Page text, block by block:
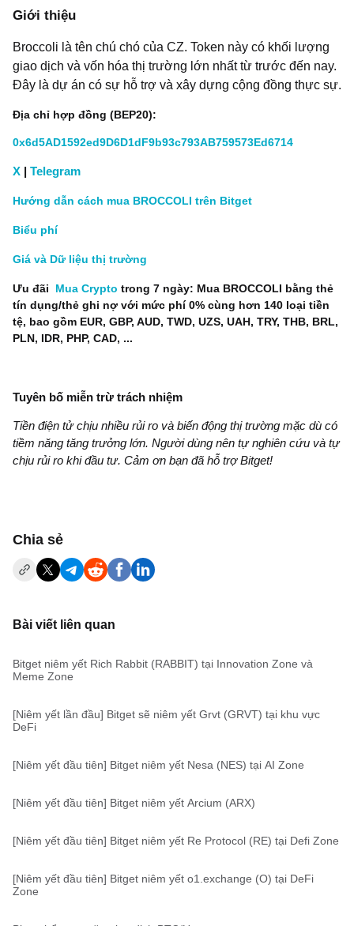
Giới thiệu
Broccoli là tên chú chó của CZ. Token này có khối lượng
giao dịch và vốn hóa thị trường lớn nhất từ trước đến nay.
Đây là dự án có sự hỗ trợ và xây dựng cộng đồng thực sự.
Địa chỉ hợp đồng (BEP20):
0x6d5AD1592ed9D6D1dF9b93c793AB759573Ed6714
X | Telegram
Hướng dẫn cách mua BROCCOLI trên Bitget
Biểu phí
Giá và Dữ liệu thị trường
Ưu đãi Mua Crypto trong 7 ngày: Mua BROCCOLI bằng thẻ
tín dụng/thẻ ghi nợ với mức phí 0% cùng hơn 140 loại tiền
tệ, bao gồm EUR, GBP, AUD, TWD, UZS, UAH, TRY, THB, BRL,
PLN, IDR, PHP, CAD, ...
Tuyên bố miễn trừ trách nhiệm
Tiền điện tử chịu nhiều rủi ro và biến động thị trường mặc dù có
tiềm năng tăng trưởng lớn. Người dùng nên tự nghiên cứu và tự
chịu rủi ro khi đầu tư. Cảm ơn bạn đã hỗ trợ Bitget!
‌Chia sẻ
Bài viết liên quan
Bitget niêm yết Rich Rabbit (RABBIT) tại Innovation Zone và
Meme Zone
[Niêm yết lần đầu] Bitget sẽ niêm yết Grvt (GRVT) tại khu vực
DeFi
[Niêm yết đầu tiên] Bitget niêm yết Nesa (NES) tại AI Zone
[Niêm yết đầu tiên] Bitget niêm yết Arcium (ARX)
[Niêm yết đầu tiên] Bitget niêm yết Re Protocol (RE) tại Defi Zone
[Niêm yết đầu tiên] Bitget niêm yết o1.exchange (O) tại DeFi
Zone